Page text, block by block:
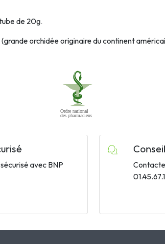
de 20g.
orchidée originaire du continent
avec BNP